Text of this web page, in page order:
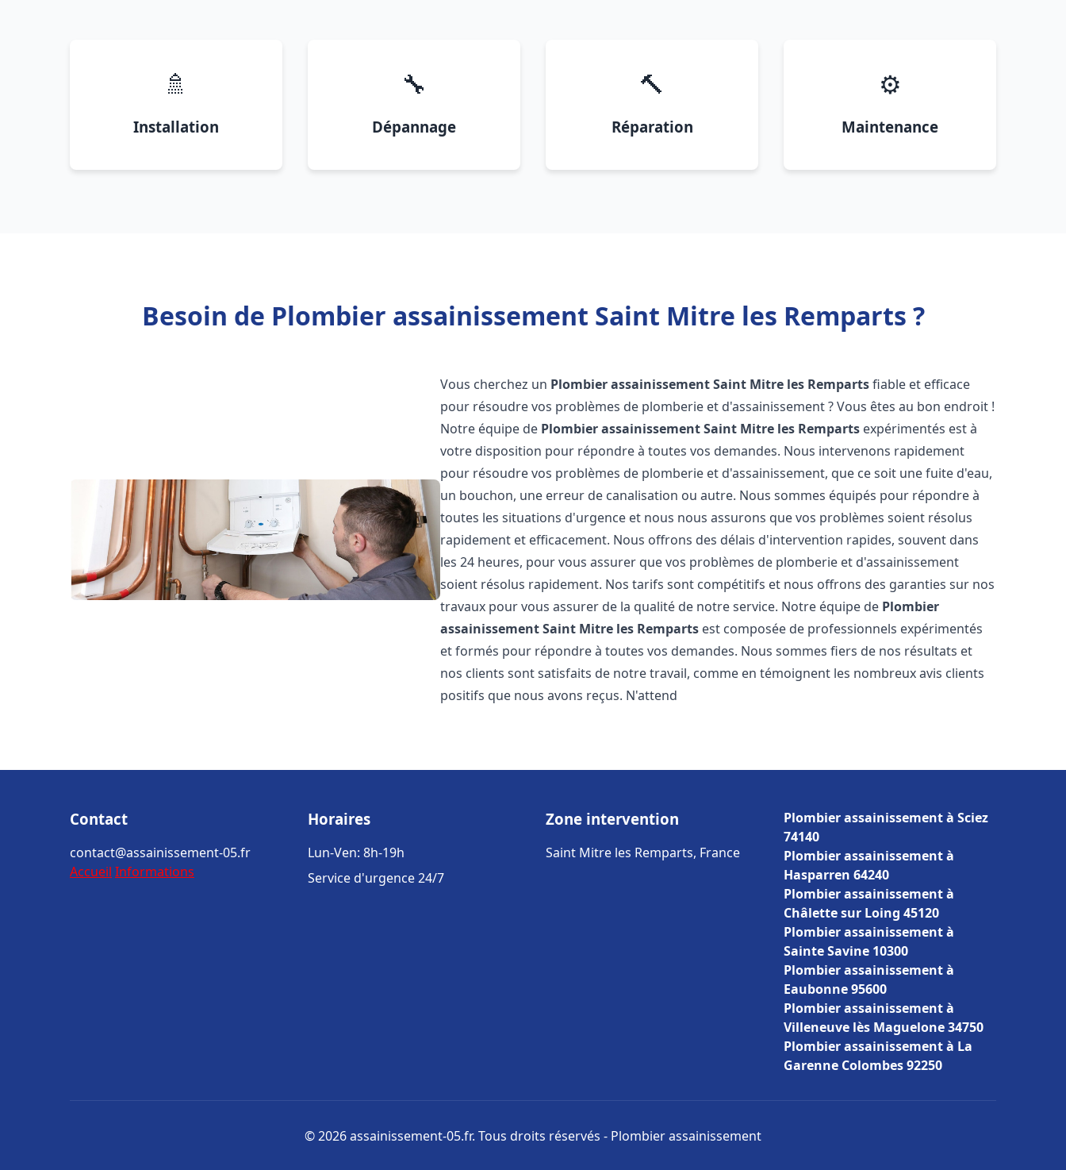
🚿
Installation
🔧
Dépannage
🔨
Réparation
⚙️
Maintenance
Besoin de Plombier assainissement Saint Mitre les Remparts ?
Vous cherchez un Plombier assainissementSaint Mitre les Rempartsfiable et efficace
pour résoudre vos problèmes de plomberie et d'assainissement ? Vous êtes au bon endroit !
Notre équipe de Plombier assainissementSaint Mitre les Remparts expérimentés est à
votre disposition pour répondre à toutes vos demandes. Nous intervenons rapidement
pour résoudre vos problèmes de plomberie et d'assainissement, que ce soit une fuite d'eau,
un bouchon, une erreur de canalisation ou autre. Nous sommes équipés pour répondre à
toutes les situations d'urgence et nous nous assurons que vos problèmes soient résolus
rapidement et efficacement. Nous offrons des délais d'intervention rapides, souvent dans
les 24 heures, pour vous assurer que vos problèmes de plomberie et d'assainissement
soient résolus rapidement. Nos tarifs sont compétitifs et nous offrons des garanties sur nos
travaux pour vous assurer de la qualité de notre service. Notre équipe de Plombier
assainissementSaint Mitre les Remparts est composée de professionnels expérimentés
et formés pour répondre à toutes vos demandes. Nous sommes fiers de nos résultats et
nos clients sont satisfaits de notre travail, comme en témoignent les nombreux avis clients
positifs que nous avons reçus. N'attend
Contact
contact@assainissement-05.fr
Accueil Informations
Horaires
Lun-Ven: 8h-19h
Service d'urgence 24/7
Zone intervention
Saint Mitre les Remparts, France
Plombier assainissement à Sciez
74140
Plombier assainissement à
Hasparren 64240
Plombier assainissement à
Châlette sur Loing 45120
Plombier assainissement à
Sainte Savine 10300
Plombier assainissement à
Eaubonne 95600
Plombier assainissement à
Villeneuve lès Maguelone 34750
Plombier assainissement à La
Garenne Colombes 92250
© 2026 assainissement-05.fr. Tous droits réservés - Plombier assainissement